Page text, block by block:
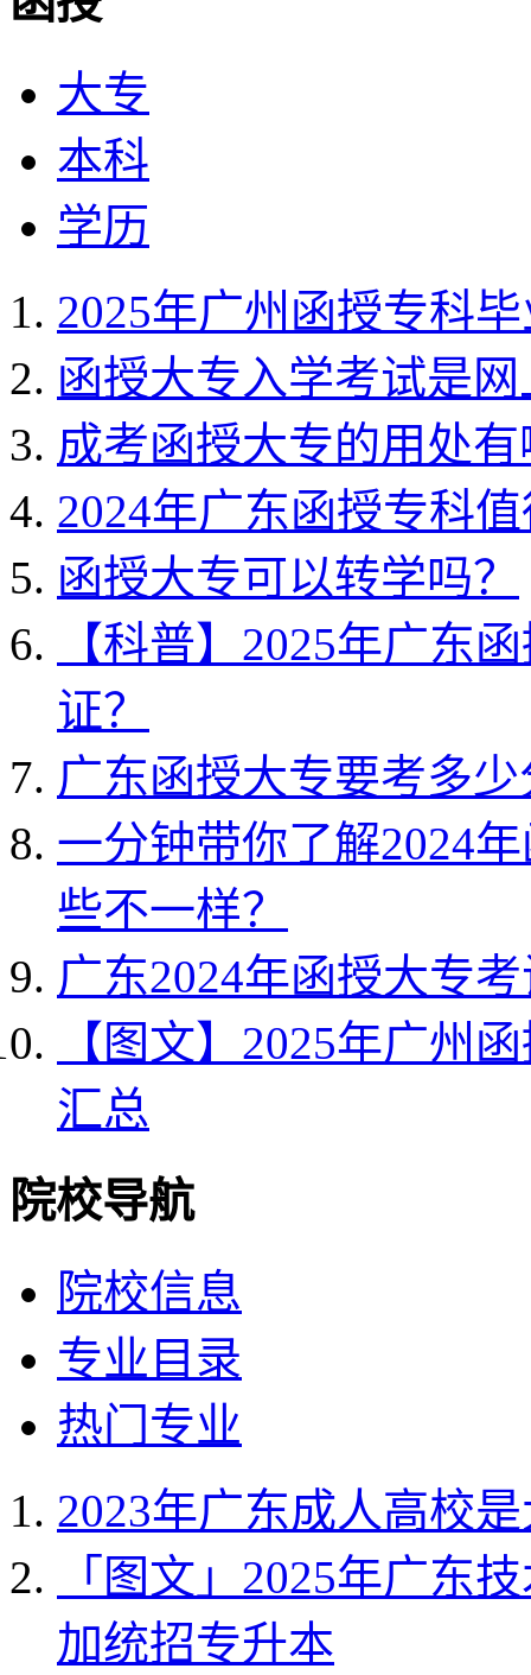
大专
本科
学历
2025年广州函授专科
函授大专入学考试是
成考函授大专的用处
2024年广东函授专科
函授大专可以转学吗？
【科普】2025年广东
证？
广东函授大专要考多
一分钟带你了解2024
些不一样？
广东2024年函授大专
【图文】2025年广州
汇总
院校导航
院校信息
专业目录
热门专业
2023年广东成人高校
「图文」2025年广东
加统招专升本